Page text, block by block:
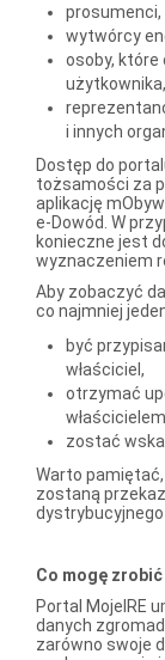
prosumenci,
wytwórcy
osoby, które
użytkownika,
i innych
Dostęp do
tożsamości za
aplikację
e‑Dowód. W
konieczne jest
wyznaczeniem
Aby zobaczyć
co najmniej
być
właściciel,
otrzymać
zostać
Warto
zostaną
dystrybucyjnego
Co mogę
Portal MojeIRE
danych
zarówno swoje